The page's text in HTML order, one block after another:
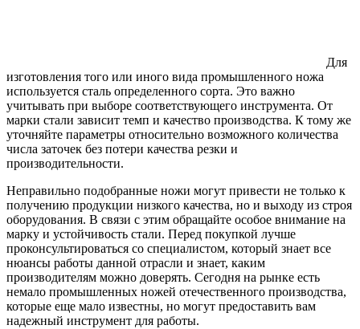
Для
изготовления того или иного вида промышленного ножа
используется сталь определенного сорта. Это важно
учитывать при выборе соответствующего инструмента. От
марки стали зависит темп и качество производства. К тому же
уточняйте параметры относительно возможного количества
числа заточек без потери качества резки и
производительности.
Неправильно подобранные ножи могут привести не только к
получению продукции низкого качества, но и выходу из строя
оборудования. В связи с этим обращайте особое внимание на
марку и устойчивость стали. Перед покупкой лучше
проконсультироваться со специалистом, который знает все
нюансы работы данной отрасли и знает, каким
производителям можно доверять. Сегодня на рынке есть
немало промышленных ножей отечественного производства,
которые еще мало известны, но могут предоставить вам
надежный инструмент для работы.